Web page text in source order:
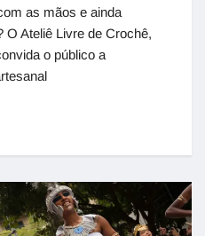
as mãos e ainda
O Ateliê Livre de Crochê,
o público a